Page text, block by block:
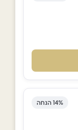
14% הנחה